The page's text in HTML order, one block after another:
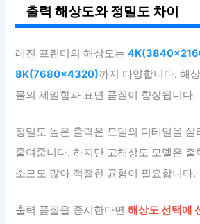
출력 해상도와 정밀도 차이
레진 프린터의 해상도는
8K(7680×4320)까지 다양합니다. 해
물의 세밀함과 표면 품질이 향상됩니다.
정밀도 높은 출력은 모델의 디테일을 살
줄여줍니다. 하지만 고해상도 모델은 출
소모도 많아 적절한 균형이 필요합니다.
출력 품질을 중시한다면해상도 선택에